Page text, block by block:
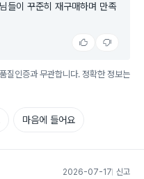
들이 꾸준히 재구매하며 만족
질인증과 무관합니다. 정확한 정보는
마음에 들어요
2026-07-17 신고